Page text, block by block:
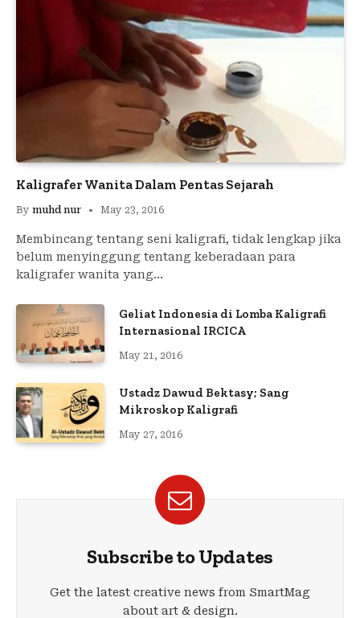
Kaligrafer Wanita Dalam Pentas Sejarah
By muhd nur May 23, 2016
Membincang tentang seni kaligrafi, tidak lengkap jika
belum menyinggung tentang keberadaan para
kaligrafer wanita yang…
Geliat Indonesia di Lomba Kaligrafi
Internasional IRCICA
May 21, 2016
Ustadz Dawud Bektasy; Sang
Mikroskop Kaligrafi
May 27, 2016
Subscribe to Updates
Get the latest creative news from SmartMag
about art & design.